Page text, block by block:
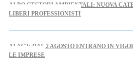
ALBO GESTORI AMBIENTALI: NUOVA
LIBERI PROFESSIONISTI
AI ACT: DAL 2 AGOSTO ENTRANO IN
LE IMPRESE